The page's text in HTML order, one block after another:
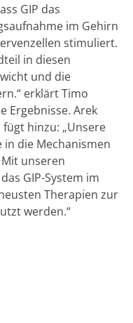
GIP das
im Gehirn
stimuliert.
in diesen
und die
erklärt Timo
Ergebnisse. Arek
hinzu: „Unsere
die Mechanismen
Mit unseren
GIP-System im
Therapien zur
werden.“